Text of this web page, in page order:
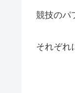
競技のパ
それぞれ